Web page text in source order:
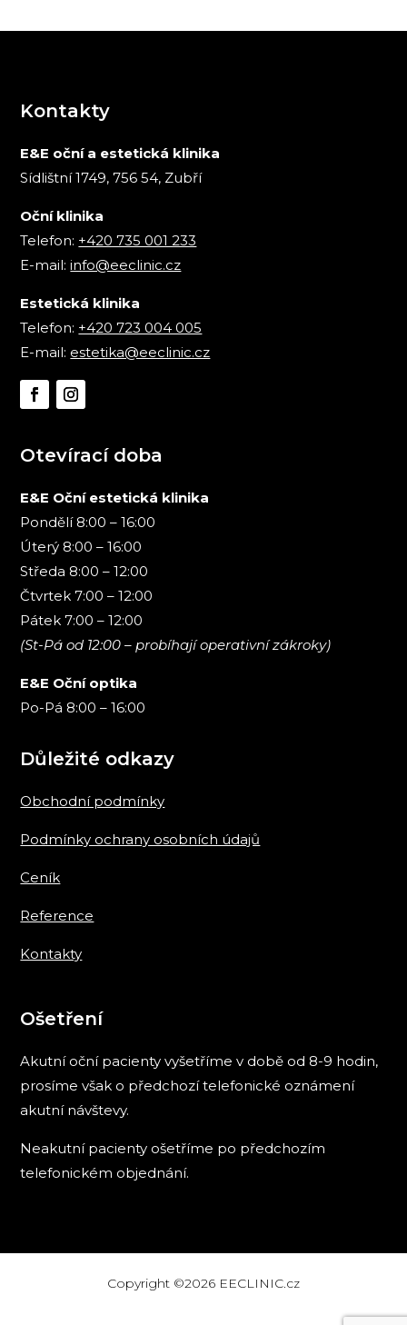
Kontakty
E&E oční a estetická klinika
Sídlištní 1749, 756 54, Zubří
Oční klinika
Telefon: +420 735 001 233
E-mail:info@eeclinic.cz
Estetická klinika
Telefon: +420 723 004 005
E-mail: estetika@eeclinic.cz
Otevírací doba
E&E Oční estetická klinika
Pondělí 8:00 – 16:00
Úterý 8:00 – 16:00
Středa 8:00 – 12:00
Čtvrtek 7:00 – 12:00
Pátek 7:00 – 12:00
(St-Pá od 12:00 – probíhají operativní zákroky)
E&E Oční optika
Po-Pá 8:00 – 16:00
Důležité odkazy
Obchodní podmínky
Podmínky ochrany osobních údajů
Ceník
Reference
Kontakty
Ošetření
Akutní oční pacienty vyšetříme v době od 8-9 hodin,
prosíme však o předchozí telefonické oznámení
akutní návštevy.
Neakutní pacienty ošetříme po předchozím
telefonickém objednání.
Copyright ©2026 EECLINIC.cz